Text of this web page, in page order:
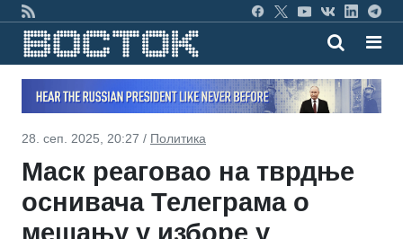
28. сеп. 2025, 20:27 / Политика
Маск реаговао на тврдње
оснивача Телеграма о
мешању у изборе у